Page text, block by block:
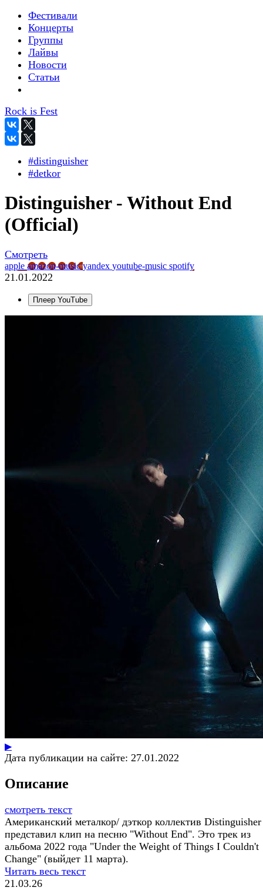
Фестивали
Концерты
Группы
Лайвы
Новости
Статьи
Rock is Fest
#distinguisher
#detkor
Distinguisher - Without End
(Official)
Смотреть
apple amazon-musicyandex youtube-music spotify
21.01.2022
Плеер YouTube
▶
Дата публикации на сайте: 27.01.2022
Описание
смотреть текст
Американский металкор/ дэткор коллектив Distinguisher
представил клип на песню "Without End". Это трек из
альбома 2022 года "Under the Weight of Things I Couldn't
Change" (выйдет 11 марта).
Читать весь текст
21.03.26